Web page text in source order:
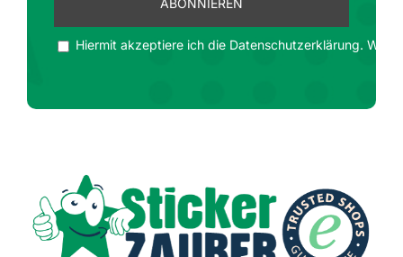
Hiermit akzeptiere ich die Datenschutzerklärung. Wir